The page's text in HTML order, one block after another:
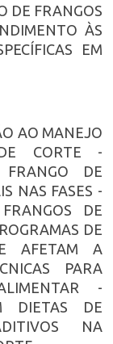
DE FRANGOS
ÀS
EM
AO MANEJO
CORTE -
FRANGO DE
NAS FASES -
DE
DE
AFETAM A
PARA
-
DIETAS DE
NA